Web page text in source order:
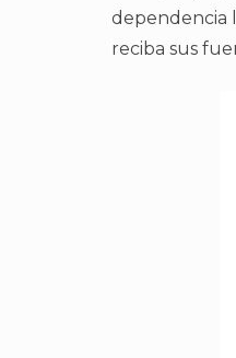
dependencia
reciba sus